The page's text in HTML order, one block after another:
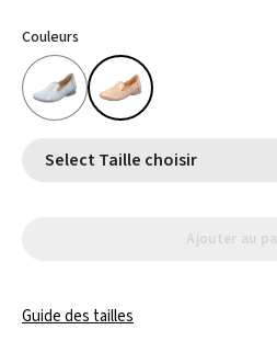
Couleurs
Select Taille choisir
Ajouter au
Guide des tailles